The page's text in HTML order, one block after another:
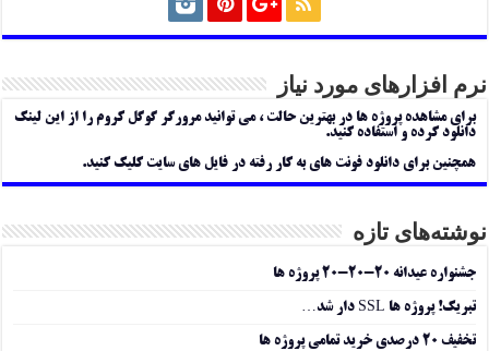
نرم افزارهای مورد نیاز
برای مشاهده پروژه ها در بهترین حالت ، می توانید مرورگر گوگل کروم را از این لینک
دانلود کرده و استفاده کنید.
همچنین برای دانلود فونت های به کار رفته در فایل های سایت کلیک کنید.
نوشته‌های تازه
جشنواره عیدانه ۲۰-۲۰-۲۰ پروژه ها
تبریک! پروژه ها SSL دار شد…
تخفیف ۲۰ درصدی خرید تمامی پروژه ها